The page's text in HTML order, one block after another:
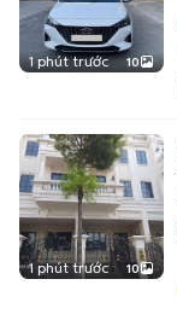
1 phút trước 10
1 phút trước 10